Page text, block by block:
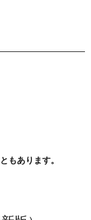
もあります。